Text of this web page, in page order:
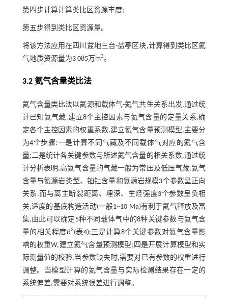
第四步计算计算类比区资源丰度;
第五步得到类比区资源量。
将该方法应用在四川盆地三台-盐亭区块,计算得到类比区氦
气地质资源量为3 085万m3。
3.2 氦气含量类比法
氦气含量类比法以氦源和载体气-氦气共生关系出发,通过统
计已知氦气藏,建立8个主控因素与氦气含量的定量关系,确
定各个主控因素的权重系数,建立氦气含量预测模型,主要分
为4个步骤:一是计算不同气藏及不同载体气对应的氦气含
量;二是统计各关键参数与所述氦气含量的相关系数,通过统
计分析表明,高氦气含量的气藏一般为常压及低压气藏,氦气
含量与氦源岩类型、铀钍含量和氦源岩规模3个参数呈正向
关系,而与离主断裂距离、埋深、生烃强度3个参数呈负相
关,适度的基底构造活动(一般1~10 Ma)有利于氦气释放及富
集,由此可以确定5种不同载体气中的8种关键参数与氦气含
量的相关程度R2(表4);三是计算8个关键参数对氦气含量影
响的权重W,建立氦气含量预测模型;四是开展计算模型和实
际测量值的校验,当参数缺失时,需要对已有参数的权重进行
调整。当模型计算的氦气含量与实际检测结果存在一定的
系统偏差,需要对系统误差进行调整。